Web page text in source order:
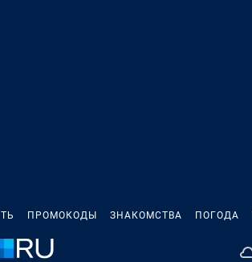
ПРОМОКОДЫ ЗНАКОМСТВА ПОГОДА